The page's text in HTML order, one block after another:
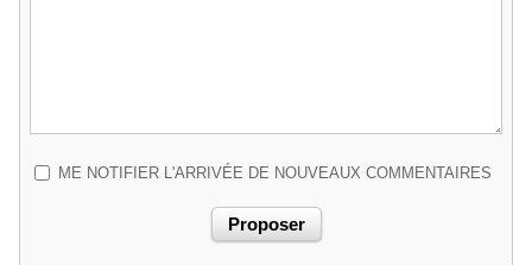
ME NOTIFIER L'ARRIVÉE DE NOUVEAUX COMMENTAIRES